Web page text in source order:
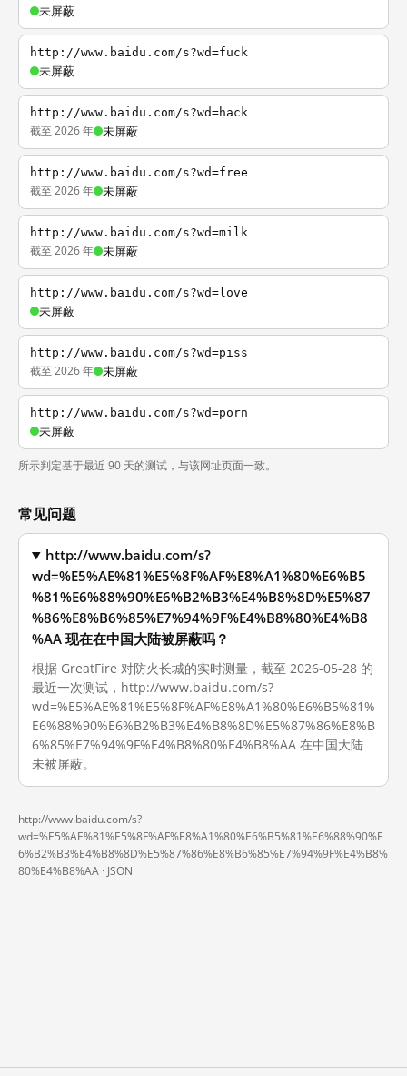
未屏蔽
http://www.baidu.com/s?wd=fuck
未屏蔽
http://www.baidu.com/s?wd=hack
截至 2026 年 未屏蔽
http://www.baidu.com/s?wd=free
截至 2026 年 未屏蔽
http://www.baidu.com/s?wd=milk
截至 2026 年 未屏蔽
http://www.baidu.com/s?wd=love
未屏蔽
http://www.baidu.com/s?wd=piss
截至 2026 年 未屏蔽
http://www.baidu.com/s?wd=porn
未屏蔽
所示判定基于最近 90 天的测试，与该网址页面一致。
常见问题
http://www.baidu.com/s?
wd=%E5%AE%81%E5%8F%AF%E8%A1%80%E6%B5
%81%E6%88%90%E6%B2%B3%E4%B8%8D%E5%87
%86%E8%B6%85%E7%94%9F%E4%B8%80%E4%B8
%AA 现在在中国大陆被屏蔽吗？
根据 GreatFire 对防火长城的实时测量，截至 2026-05-28 的
最近一次测试，http://www.baidu.com/s?
wd=%E5%AE%81%E5%8F%AF%E8%A1%80%E6%B5%81%
E6%88%90%E6%B2%B3%E4%B8%8D%E5%87%86%E8%B
6%85%E7%94%9F%E4%B8%80%E4%B8%AA 在中国大陆
未被屏蔽。
http://www.baidu.com/s?
wd=%E5%AE%81%E5%8F%AF%E8%A1%80%E6%B5%81%E6%88%90%E
6%B2%B3%E4%B8%8D%E5%87%86%E8%B6%85%E7%94%9F%E4%B8%
80%E4%B8%AA · JSON